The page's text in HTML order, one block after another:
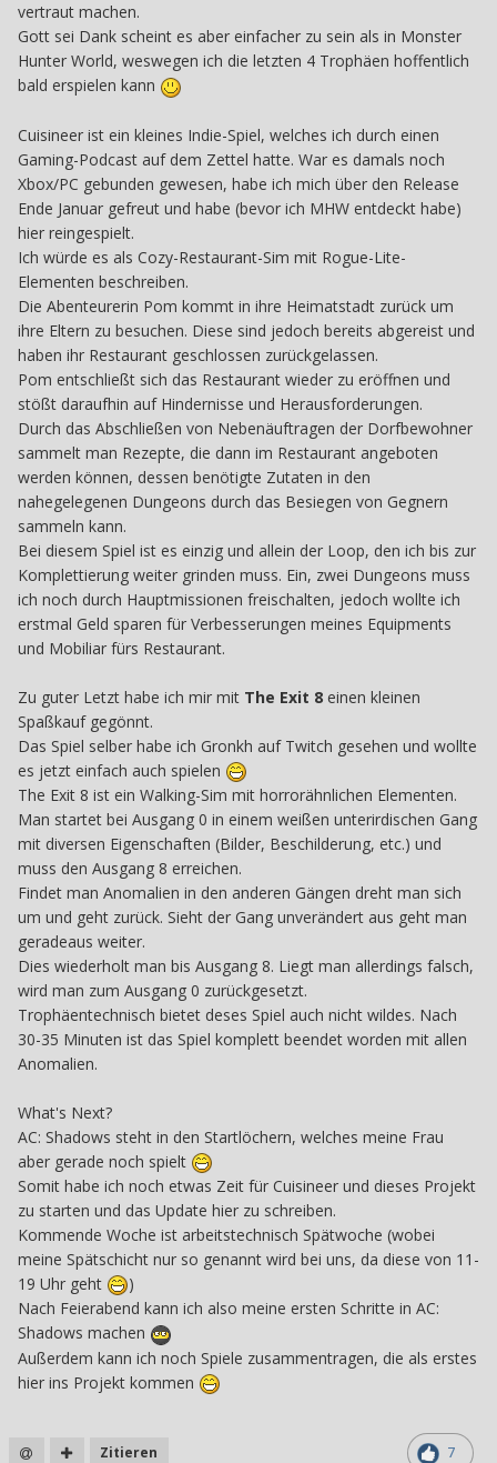
vertraut machen.
Gott sei Dank scheint es aber einfacher zu sein als in Monster
Hunter World, weswegen ich die letzten 4 Trophäen hoffentlich
bald erspielen kann
Cuisineer ist ein kleines Indie-Spiel, welches ich durch einen
Gaming-Podcast auf dem Zettel hatte. War es damals noch
Xbox/PC gebunden gewesen, habe ich mich über den Release
Ende Januar gefreut und habe (bevor ich MHW entdeckt habe)
hier reingespielt.
Ich würde es als Cozy-Restaurant-Sim mit Rogue-Lite-
Elementen beschreiben.
Die Abenteurerin Pom kommt in ihre Heimatstadt zurück um
ihre Eltern zu besuchen. Diese sind jedoch bereits abgereist und
haben ihr Restaurant geschlossen zurückgelassen.
Pom entschließt sich das Restaurant wieder zu eröffnen und
stößt daraufhin auf Hindernisse und Herausforderungen.
Durch das Abschließen von Nebenäuftragen der Dorfbewohner
sammelt man Rezepte, die dann im Restaurant angeboten
werden können, dessen benötigte Zutaten in den
nahegelegenen Dungeons durch das Besiegen von Gegnern
sammeln kann.
Bei diesem Spiel ist es einzig und allein der Loop, den ich bis zur
Komplettierung weiter grinden muss. Ein, zwei Dungeons muss
ich noch durch Hauptmissionen freischalten, jedoch wollte ich
erstmal Geld sparen für Verbesserungen meines Equipments
und Mobiliar fürs Restaurant.
Zu guter Letzt habe ich mir mit The Exit 8 einen kleinen
Spaßkauf gegönnt.
Das Spiel selber habe ich Gronkh auf Twitch gesehen und wollte
es jetzt einfach auch spielen
The Exit 8 ist ein Walking-Sim mit horrorähnlichen Elementen.
Man startet bei Ausgang 0 in einem weißen unterirdischen Gang
mit diversen Eigenschaften (Bilder, Beschilderung, etc.) und
muss den Ausgang 8 erreichen.
Findet man Anomalien in den anderen Gängen dreht man sich
um und geht zurück. Sieht der Gang unverändert aus geht man
geradeaus weiter.
Dies wiederholt man bis Ausgang 8. Liegt man allerdings falsch,
wird man zum Ausgang 0 zurückgesetzt.
Trophäentechnisch bietet deses Spiel auch nicht wildes. Nach
30-35 Minuten ist das Spiel komplett beendet worden mit allen
Anomalien.
What's Next?
AC: Shadows steht in den Startlöchern, welches meine Frau
aber gerade noch spielt
Somit habe ich noch etwas Zeit für Cuisineer und dieses Projekt
zu starten und das Update hier zu schreiben.
Kommende Woche ist arbeitstechnisch Spätwoche (wobei
meine Spätschicht nur so genannt wird bei uns, da diese von 11-
19 Uhr geht
)
Nach Feierabend kann ich also meine ersten Schritte in AC:
Shadows machen
Außerdem kann ich noch Spiele zusammentragen, die als erstes
hier ins Projekt kommen
7
Zitieren